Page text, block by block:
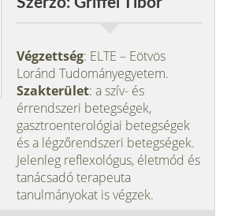
Végzettség: ELTE – Eötvös
Loránd Tudományegyetem.
Szakterület: a szív- és
érrendszeri betegségek,
gasztroenterológiai betegségek
és a légzőrendszeri betegségek.
Jelenleg reflexológus, életmód és
tanácsadó terapeuta
tanulmányokat is végzek.